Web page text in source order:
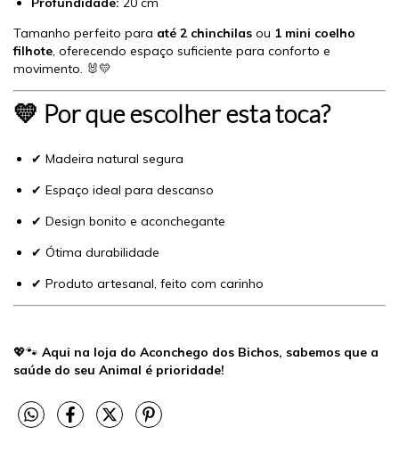
Tamanho perfeito para até 2 chinchilas ou 1 mini coelho
filhote, oferecendo espaço suficiente para conforto e
movimento. 🐰💛
💛 Por que escolher esta toca?
✔ Madeira natural segura
✔ Espaço ideal para descanso
✔ Design bonito e aconchegante
✔ Ótima durabilidade
✔ Produto artesanal, feito com carinho
💖🐾 Aqui na loja do Aconchego dos Bichos, sabemos que a
saúde do seu Animal é prioridade!